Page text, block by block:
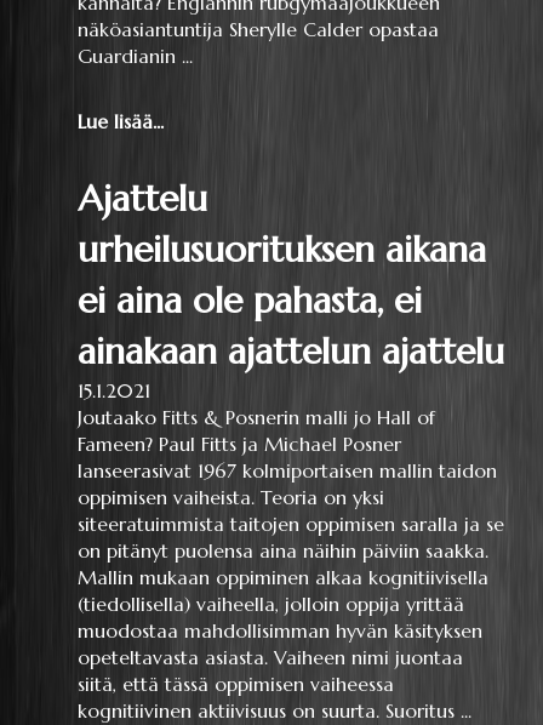
näköasiantuntija Sherylle Calder opastaa
Guardianin ...
Lue lisää...
Ajattelu
urheilusuorituksen aikana
ei aina ole pahasta, ei
ainakaan ajattelun ajattelu
15.1.2021
Joutaako Fitts & Posnerin malli jo Hall of
Fameen? Paul Fitts ja Michael Posner
lanseerasivat 1967 kolmiportaisen mallin taidon
oppimisen vaiheista. Teoria on yksi
siteeratuimmista taitojen oppimisen saralla ja se
on pitänyt puolensa aina näihin päiviin saakka.
Mallin mukaan oppiminen alkaa kognitiivisella
(tiedollisella) vaiheella, jolloin oppija yrittää
muodostaa mahdollisimman hyvän käsityksen
opeteltavasta asiasta. Vaiheen nimi juontaa
siitä, että tässä oppimisen vaiheessa
kognitiivinen aktiivisuus on suurta. Suoritus ...